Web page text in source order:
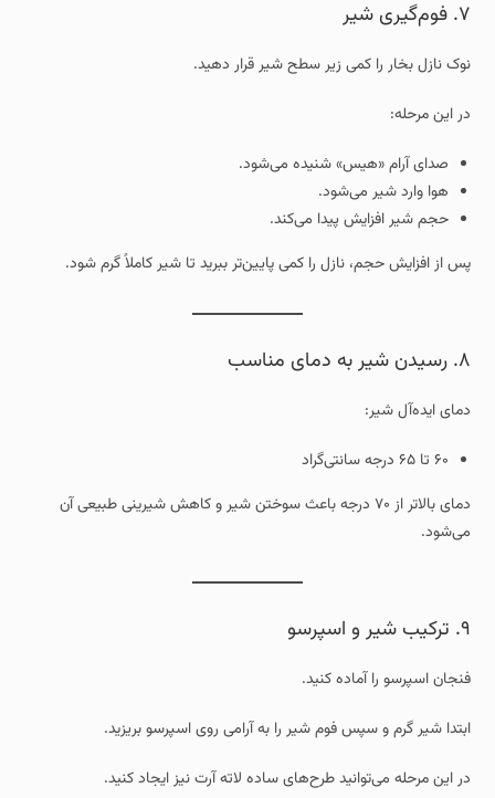
۷. فوم‌گیری شیر
نوک نازل بخار را کمی زیر سطح شیر قرار دهید.
در این مرحله:
صدای آرام «هیس» شنیده می‌شود.
هوا وارد شیر می‌شود.
حجم شیر افزایش پیدا می‌کند.
پس از افزایش حجم، نازل را کمی پایین‌تر ببرید تا شیر کاملاً گرم شود.
۸. رسیدن شیر به دمای مناسب
دمای ایده‌آل شیر:
۶۰ تا ۶۵ درجه سانتی‌گراد
دمای بالاتر از ۷۰ درجه باعث سوختن شیر و کاهش شیرینی طبیعی آن
می‌شود.
۹. ترکیب شیر و اسپرسو
فنجان اسپرسو را آماده کنید.
ابتدا شیر گرم و سپس فوم شیر را به آرامی روی اسپرسو بریزید.
در این مرحله می‌توانید طرح‌های ساده لاته آرت نیز ایجاد کنید.